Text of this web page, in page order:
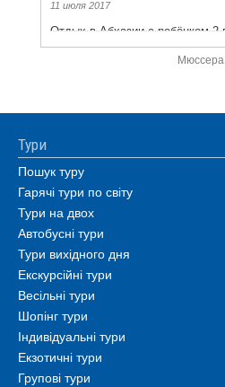
Мюссера
Тури
Пошук туру
Гарячі тури по світу
Тури на двох
Автобусні тури
Тури вихідного дня
Екскурсійні тури
Весільні тури
Шопінг тури
Індивідуальні тури
Екзотичні тури
Групові тури